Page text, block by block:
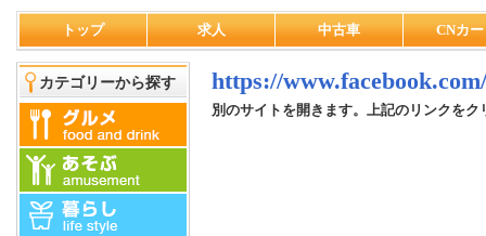
トップ 求人 中古車 CNカ
カテゴリーから探す https://
別のサイトを開きます。上記のリンクをク